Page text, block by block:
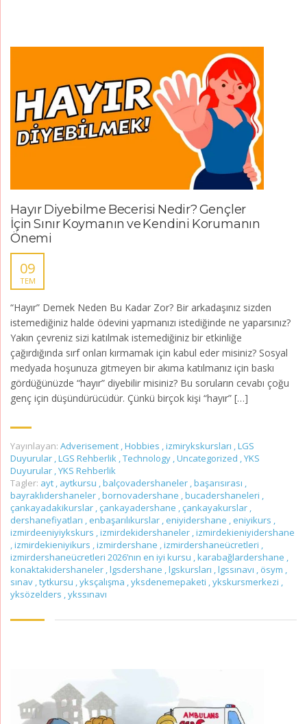
Hayır Diyebilme Becerisi Nedir? Gençler
İçin Sınır Koymanın ve Kendini Korumanın
Önemi
09
TEM
“Hayır” Demek Neden Bu Kadar Zor? Bir arkadaşınız sizden
istemediğiniz halde ödevini yapmanızı istediğinde ne yaparsınız?
Yakın çevreniz sizi katılmak istemediğiniz bir etkinliğe
çağırdığında sırf onları kırmamak için kabul eder misiniz? Sosyal
medyada hoşunuza gitmeyen bir akıma katılmanız için baskı
gördüğünüzde “hayır” diyebilir misiniz? Bu soruların cevabı çoğu
genç için düşündürücüdür. Çünkü birçok kişi “hayır” […]
Yayınlayan: Adverisement ,Hobbies ,izmirykskursları ,LGS
Duyurular ,LGS Rehberlik ,Technology ,Uncategorized ,YKS
Duyurular ,YKS Rehberlik
Tagler: ayt , aytkursu ,balçovadershaneler ,başarısırası ,
bayraklıdershaneler ,bornovadershane ,bucadershaneleri ,
çankayadakikurslar , çankayadershane , çankayakurslar ,
dershanefiyatları , enbaşarılıkurslar , eniyidershane , eniyikurs ,
izmirdeeniyiykskurs ,izmirdekidershaneler ,izmirdekieniyidershane
,izmirdekieniyikurs ,izmirdershane ,izmirdershaneücretleri ,
izmirdershaneücretleri 2026’nın en iyi kursu ,karabağlardershane ,
konaktakidershaneler ,lgsdershane ,lgskursları ,lgssınavı , ösym ,
sınav ,tytkursu ,yksçalışma ,yksdenemepaketi ,ykskursmerkezi ,
yksözelders ,ykssınavı